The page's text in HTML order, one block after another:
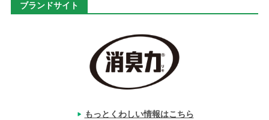
ブランドサイト
もっとくわしい情報はこちら